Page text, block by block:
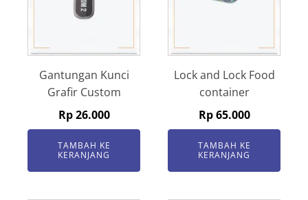
Gantungan Kunci
Grafir Custom
Rp26.000
TAMBAH KE
KERANJANG
Lock and Lock Food
container
Rp65.000
TAMBAH KE
KERANJANG